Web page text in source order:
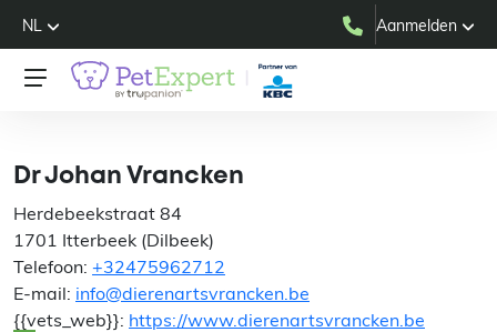
NL Aanmelden
Dr Johan Vrancken
Herdebeekstraat 84
1701 Itterbeek (Dilbeek)
Telefoon: +32475962712
E-mail: info@dierenartsvrancken.be
{{vets_web}}: https://www.dierenartsvrancken.be